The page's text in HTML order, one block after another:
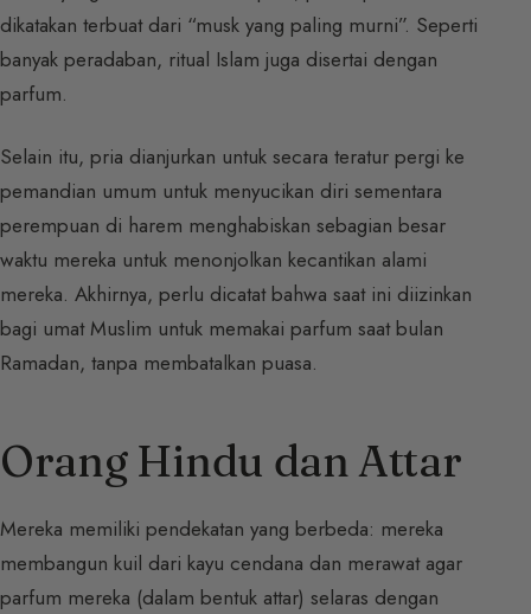
dikatakan terbuat dari “musk yang paling murni”. Seperti
banyak peradaban, ritual Islam juga disertai dengan
parfum.
Selain itu, pria dianjurkan untuk secara teratur pergi ke
pemandian umum untuk menyucikan diri sementara
perempuan di harem menghabiskan sebagian besar
waktu mereka untuk menonjolkan kecantikan alami
mereka. Akhirnya, perlu dicatat bahwa saat ini diizinkan
bagi umat Muslim untuk memakai parfum saat bulan
Ramadan, tanpa membatalkan puasa.
Orang Hindu dan Attar
Mereka memiliki pendekatan yang berbeda: mereka
membangun kuil dari kayu cendana dan merawat agar
parfum mereka (dalam bentuk attar) selaras dengan